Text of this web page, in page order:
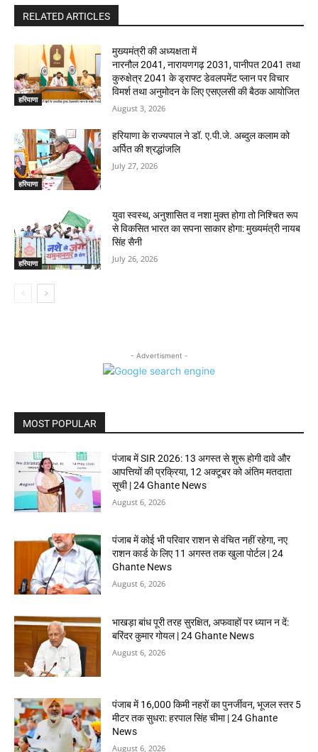
RELATED ARTICLES
हरियाणा
मुख्यमंत्री की अध्यक्षता में
नारनौल 2041, नारायणगढ़ 2031, पानीपत 2041 तथा
कुरुक्षेत्र 2041 के ड्राफ्ट डेवलपमेंट प्लान पर विचार
विमर्श तथा अनुमोदन के लिए एसएलसी की बैठक आयोजित
August 3, 2026
हरियाणा
हरियाणा के राज्यपाल ने डॉ. ए.पी.जे. अब्दुल कलाम को
अर्पित की श्रद्धांजलि
July 27, 2026
हरियाणा
युवा स्वस्थ, अनुशासित व नशा मुक्त होगा तो निश्चित रूप
से विकसित भारत का सपना साकार होगा: मुख्यमंत्री नायब
सिंह सैनी
July 26, 2026
- Advertisment -
MOST POPULAR
पंजाब में SIR 2026: 13 अगस्त से शुरू होगी दावे और
आपत्तियों की प्रक्रिया, 12 अक्टूबर को अंतिम मतदाता
सूची | 24 Ghante News
August 6, 2026
पंजाब में कोई भी परिवार राशन से वंचित नहीं रहेगा, नए
राशन कार्ड के लिए 11 अगस्त तक खुला पोर्टल | 24
Ghante News
August 6, 2026
भाखड़ा बांध पूरी तरह सुरक्षित, अफवाहों पर ध्यान न दें:
बरिंदर कुमार गोयल | 24 Ghante News
August 6, 2026
पंजाब में 16,000 किमी नहरों का पुनर्जीवन, भूजल स्तर 5
मीटर तक सुधरा: हरपाल सिंह चीमा | 24 Ghante
News
August 6, 2026